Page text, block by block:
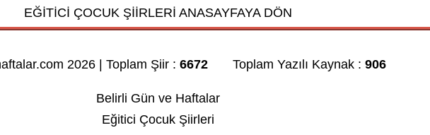
EĞİTİCİ ÇOCUK ŞİİRLERİ ANASAYFAYA DÖN
2026 | Toplam Şiir :6672 Toplam Yazılı Kaynak :906
Belirli Gün ve Haftalar
Eğitici Çocuk Şiirleri